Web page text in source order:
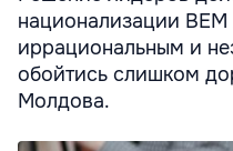
национализации ВЕМ
иррациональным и
обойтись слишком
Молдова.